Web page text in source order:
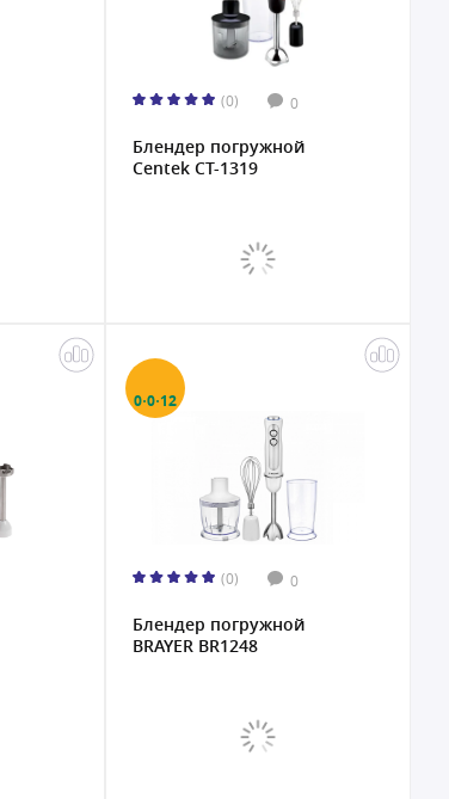
(0) 0
Блендер погружной
Centek CT-1319
0·0·12
(0) 0
Блендер погружной
BRAYER BR1248